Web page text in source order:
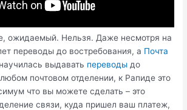
ожидаемый. Нельзя. Даже несмотря на
переводы до востребования, а Почта
выдавать переводы до
почтовом отделении, к Рапиде это
что вы можете сделать – это
связи, куда пришел ваш платеж,